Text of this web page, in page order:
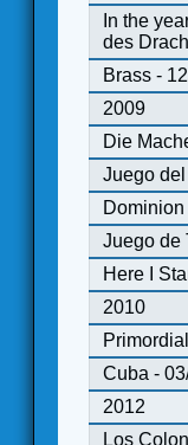
In the
des
Brass -
2009
Die
Juego
Juego de
Here I
2010
Cuba -
2012
Los